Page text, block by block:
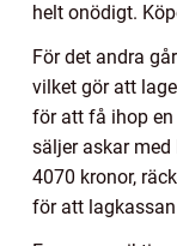
helt onödigt.
För det andra
vilket gör att
för att få ihop
säljer askar
4070 kronor,
för att